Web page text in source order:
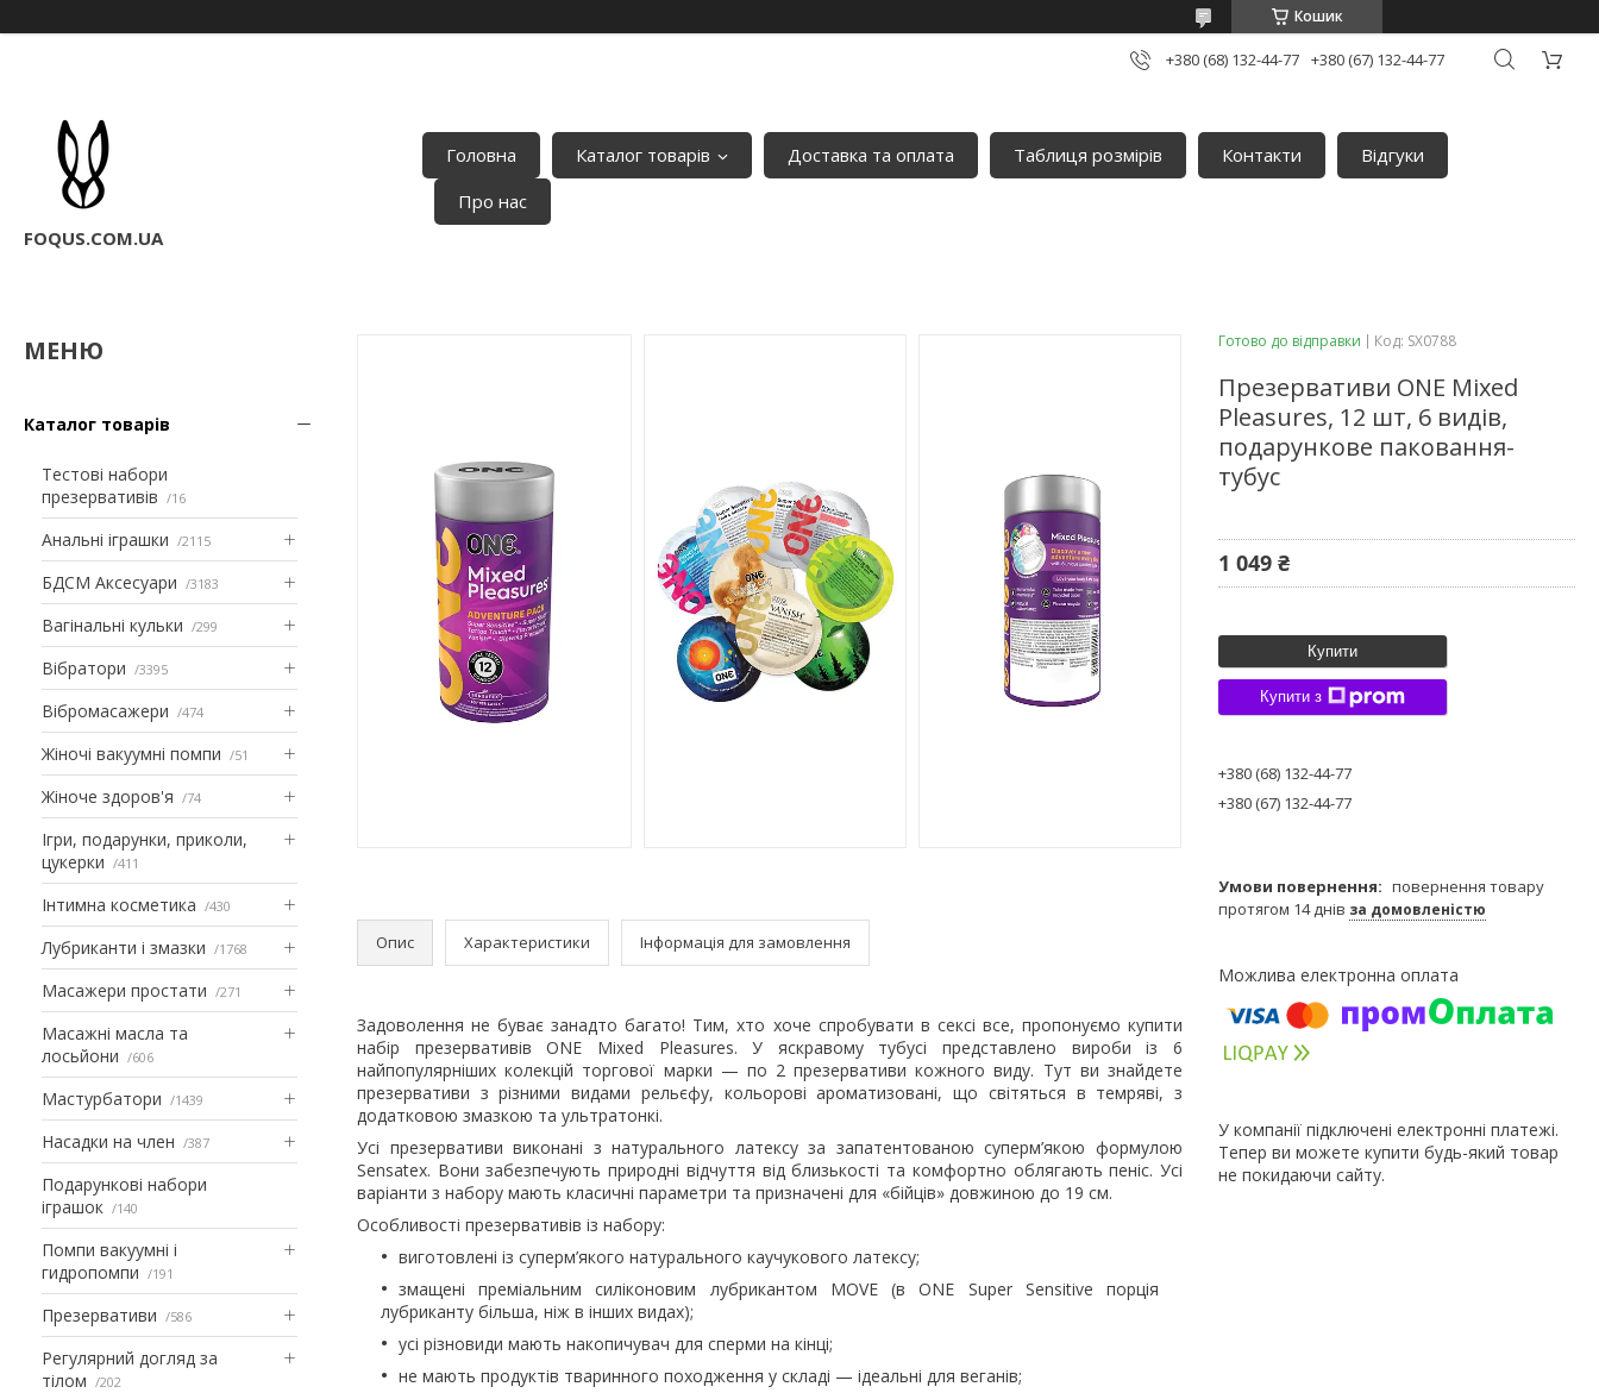
Кошик
+380 (68) 132-44-77 +380 (67) 132-44-77
FOQUS.COM.UA
Головна Каталог товарів Доставка та оплата Таблиця розмірів Контакти
Відгуки
Про нас
Каталог товарів
Тестові набори
презервативів
16
Анальні іграшки 2115
БДСМ Аксесуари 3183
Вагінальні кульки 299
Вібратори 3395
Вібромасажери 474
Жіночі вакуумні помпи 51
Жіноче здоров'я 74
Ігри, подарунки, приколи,
цукерки
411
Інтимна косметика 430
Лубриканти і змазки 1768
Масажери простати 271
Масажні масла та
лосьйони
606
Мастурбатори 1439
Насадки на член 387
Подарункові набори
іграшок
140
Помпи вакуумні і
гидропомпи
191
Презервативи 586
Регулярний догляд за
тілом
202
Опис Характеристики Інформація для замовлення
Задоволення не буває занадто багато! Тим, хто хоче спробувати в сексі все, пропонуємо купити
набір презервативів ONE Mixed Pleasures. У яскравому тубусі представлено вироби із 6
найпопулярніших колекцій торгової марки — по 2 презервативи кожного виду. Тут ви знайдете
презервативи з різними видами рельєфу, кольорові ароматизовані, що світяться в темряві, з
додатковою змазкою та ультратонкі.
Усі презервативи виконані з натурального латексу за запатентованою суперм’якою формулою
Sensatex. Вони забезпечують природні відчуття від близькості та комфортно облягають пеніс. Усі
варіанти з набору мають класичні параметри та призначені для «бійців» довжиною до 19 см.
Особливості презервативів із набору:
виготовлені із суперм’якого натурального каучукового латексу;
змащені преміальним силіконовим лубрикантом MOVE (в ONE Super Sensitive порція
лубриканту більша, ніж в інших видах);
усі різновиди мають накопичувач для сперми на кінці;
не мають продуктів тваринного походження у складі — ідеальні для веганів;
Готово до відправки Код: SX0788
Презервативи ONE Mixed
Pleasures, 12 шт, 6 видів,
подарункове паковання-
тубус
1 049 ₴
Купити
Купити з
+380 (68) 132-44-77
+380 (67) 132-44-77
повернення товару
протягом 14 днів за домовленістю
У компанії підключені електронні платежі.
Тепер ви можете купити будь-який товар
не покидаючи сайту.